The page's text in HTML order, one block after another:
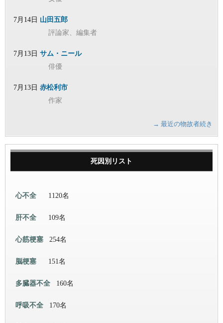
7月14日 山田五郎
評論家、編集者
7月13日 サム・ニール
俳優
7月13日 赤松利市
作家
→ 最近の物故者続き
死因別リスト
心不全 1120名
肝不全 109名
心筋梗塞 254名
脳梗塞 151名
多臓器不全 160名
呼吸不全 170名